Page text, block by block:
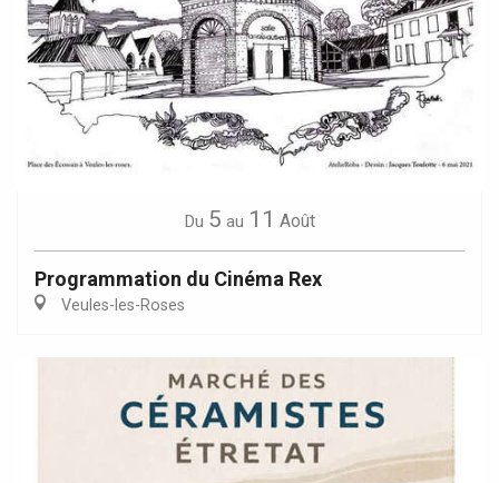
Du 5 au 11 Août
Programmation du Cinéma Rex
Veules-les-Roses